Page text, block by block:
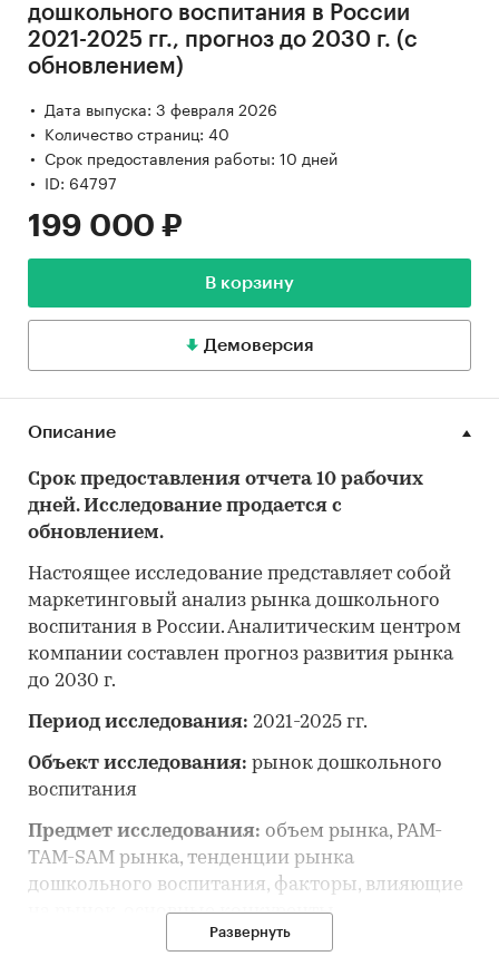
дошкольного воспитания в России
2021-2025 гг., прогноз до 2030 г. (с
обновлением)
Дата выпуска: 3 февраля 2026
Количество страниц: 40
Срок предоставления работы: 10 дней
ID: 64797
199 000 ₽
В корзину
Демоверсия
Описание
Срок предоставления отчета 10 рабочих
дней. Исследование продается с
обновлением.
Настоящее исследование представляет собой
маркетинговый анализ рынка дошкольного
воспитания в России. Аналитическим центром
компании составлен прогноз развития рынка
до 2030 г.
Период исследования: 2021-2025 гг.
Объект исследования: рынок дошкольного
воспитания
Предмет исследования: объем рынка, PAM-
TAM-SAM рынка, тенденции рынка
дошкольного воспитания, факторы, влияющие
на рынок, основные конкуренты,
потребительские цены, отраслевые
Развернуть